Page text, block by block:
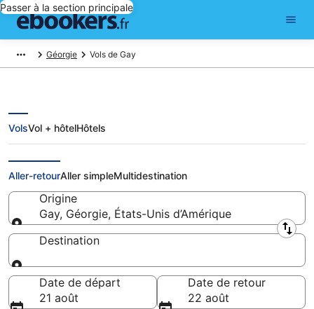
Passer à la section principale
Géorgie Vols de Gay
Vols pas cher au départ de Gay
VolsVol + hôtelHôtels
Aller-retourAller simpleMultidestination
Origine
Gay, Géorgie, États-Unis d’Amérique
Origine
Destination
Destination
Date de départ
21 août
Date de retour
22 août